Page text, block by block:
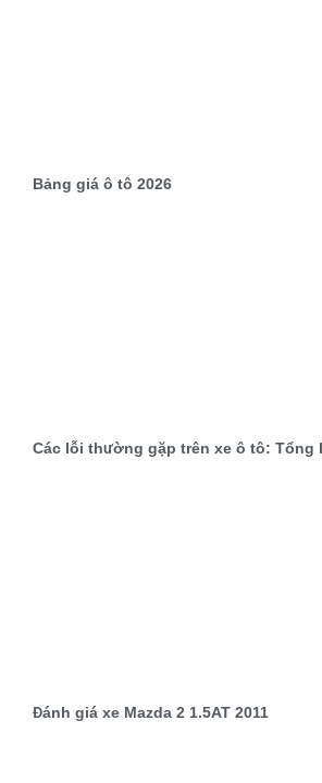
Bảng giá ô tô 2026
Các lỗi thường gặp trên xe ô tô: Tổng
Đánh giá xe Mazda 2 1.5AT 2011